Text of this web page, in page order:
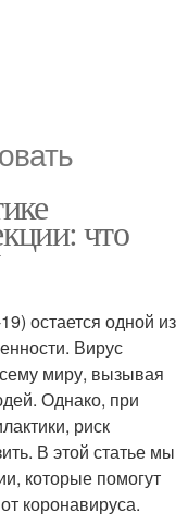
что
остается одной из
Вирус
миру, вызывая
Однако, при
риск
В этой статье мы
которые помогут
коронавируса.